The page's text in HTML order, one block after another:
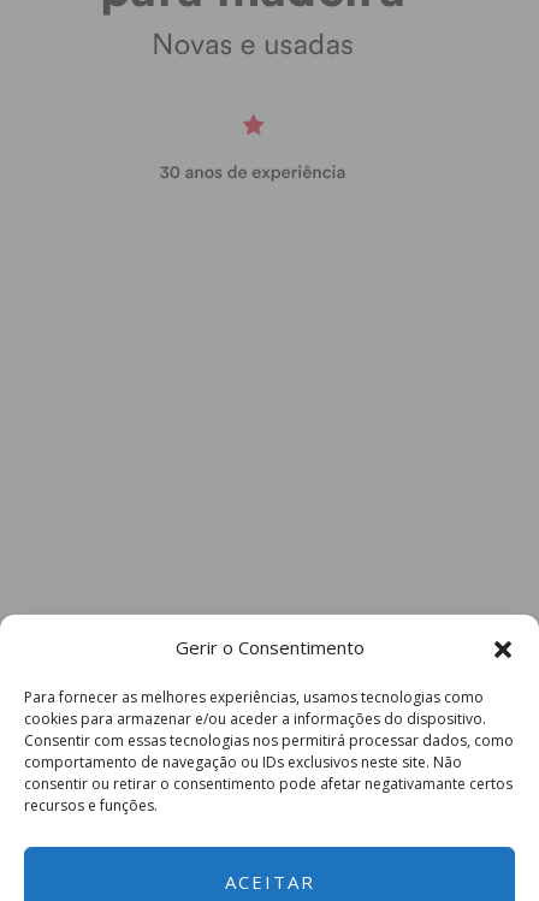
Gerir o Consentimento
Para fornecer as melhores experiências, usamos tecnologias como
cookies para armazenar e/ou aceder a informações do dispositivo.
Consentir com essas tecnologias nos permitirá processar dados, como
comportamento de navegação ou IDs exclusivos neste site. Não
consentir ou retirar o consentimento pode afetar negativamante certos
recursos e funções.
ACEITAR